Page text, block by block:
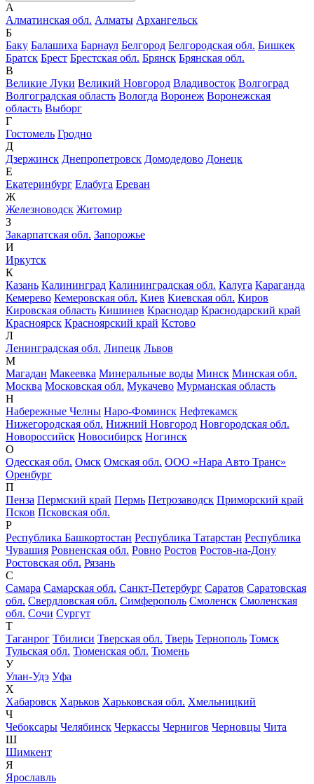
А
Алматинская обл. Алматы Архангельск
Б
Баку Балашиха Барнаул Белгород Белгородская обл. Бишкек
Братск Брест Брестская обл. Брянск Брянская обл.
В
Великие Луки Великий Новгород Владивосток Волгоград
Волгоградская область Вологда Воронеж Воронежская
область Выборг
Г
Гостомель Гродно
Д
Дзержинск Днепропетровск Домодедово Донецк
Е
Екатеринбург Елабуга Ереван
Ж
Железноводск Житомир
З
Закарпатская обл. Запорожье
И
Иркутск
К
Казань Калининград Калининградская обл. Калуга Караганда
Кемерево Кемеровская обл. Киев Киевская обл. Киров
Кировская область Кишинев Краснодар Краснодарский край
Красноярск Красноярский край Кстово
Л
Ленинградская обл. Липецк Львов
М
Магадан Макеевка Минеральные воды Минск Минская обл.
Москва Московская обл. Мукачево Мурманская область
Н
Набережные Челны Наро-Фоминск Нефтекамск
Нижегородская обл. Нижний Новгород Новгородская обл.
Новороссийск Новосибирск Ногинск
О
Одесская обл. Омск Омская обл. ООО «Нара Авто Транс»
Оренбург
П
Пенза Пермский край Пермь Петрозаводск Приморский край
Псков Псковская обл.
Р
Республика Башкортостан Республика Татарстан Республика
Чувашия Ровненская обл. Ровно Ростов Ростов-на-Дону
Ростовская обл. Рязань
С
Самара Самарская обл. Санкт-Петербург Саратов Саратовская
обл. Свердловская обл. Симферополь Смоленск Смоленская
обл. Сочи Сургут
Т
Таганрог Тбилиси Тверская обл. Тверь Тернополь Томск
Тульская обл. Тюменская обл. Тюмень
У
Улан-Удэ Уфа
Х
Хабаровск Харьков Харьковская обл. Хмельницкий
Ч
Чебоксары Челябинск Черкассы Чернигов Черновцы Чита
Ш
Шимкент
Я
Ярославль